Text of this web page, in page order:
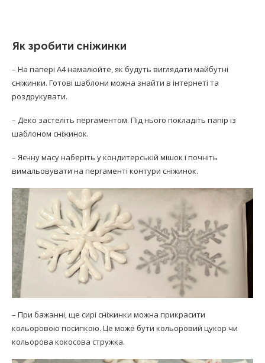
Як зробити сніжинки
– На папері А4 намалюйте, як будуть виглядати майбутні
сніжинки. Готові шаблони можна знайти в інтернеті та
роздрукувати.
– Деко застеліть пергаментом. Під нього покладіть папір із
шаблоном сніжинок.
– Яєчну масу наберіть у кондитерській мішок і почніть
вимальовувати на пергаменті контури сніжинок.
– При бажанні, ще сирі сніжинки можна прикрасити
кольоровою посипкою. Це може бути кольоровий цукор чи
кольорова кокосова стружка.